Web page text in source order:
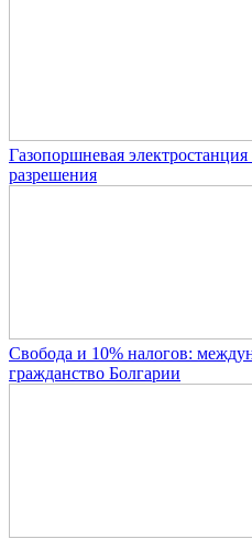
Газопоршневая
разрешения
Свобода и 10% налогов:
гражданство Болгарии